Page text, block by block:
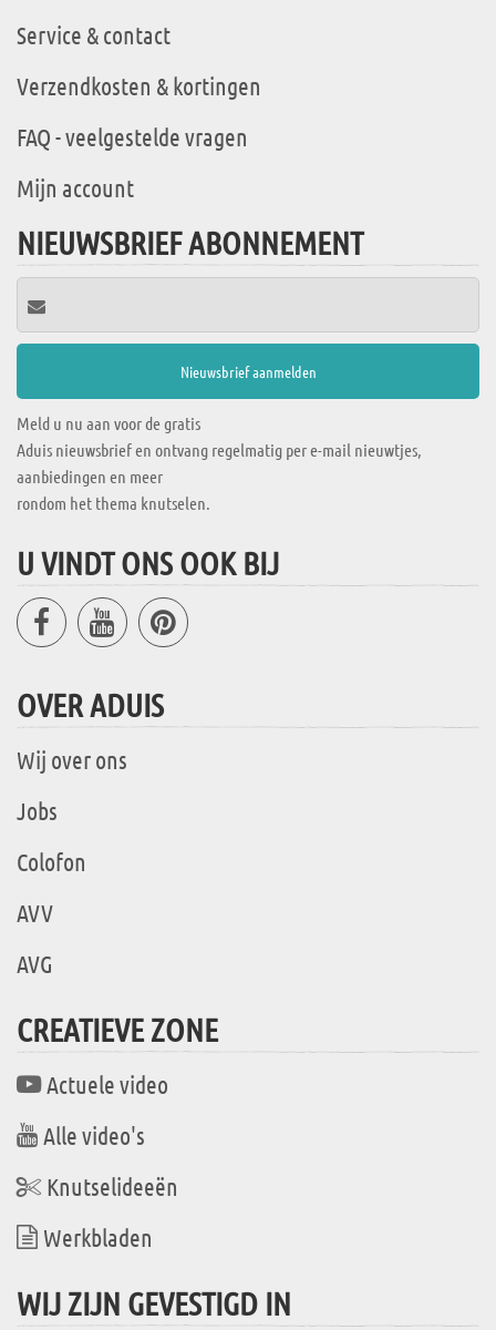
Service & contact
Verzendkosten & kortingen
FAQ - veelgestelde vragen
Mijn account
NIEUWSBRIEF ABONNEMENT
Meld u nu aan voor de gratis
Aduis nieuwsbrief en ontvang regelmatig per e-mail nieuwtjes,
aanbiedingen en meer
rondom het thema knutselen.
U VINDT ONS OOK BIJ
OVER ADUIS
Wij over ons
Jobs
Colofon
AVV
AVG
CREATIEVE ZONE
Actuele video
Alle video's
Knutselideeën
Werkbladen
WIJ ZIJN GEVESTIGD IN